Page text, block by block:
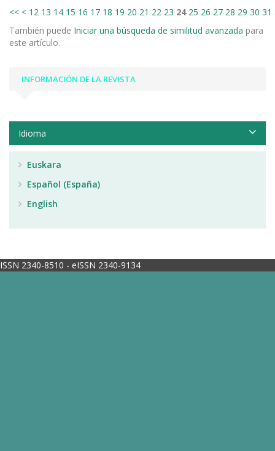
<< < 12 13 14 15 16 17 18 19 20 21 22 23 24 25 26 27 28 29 30 31
También puede Iniciar una búsqueda de similitud avanzada para
este artículo.
INFORMACIÓN DE LA REVISTA
Idioma
Euskara
Español (España)
English
ISSN 2340-8510 - eISSN 2340-9134